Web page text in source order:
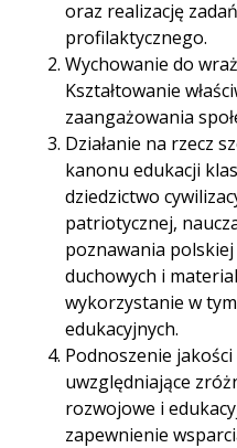
oraz realizację
profilaktycznego.
Wychowanie do
Kształtowanie
zaangażowania
Działanie na rzecz
kanonu edukacji
dziedzictwo
patriotycznej,
poznawania
duchowych i
wykorzystanie w
edukacyjnych.
Podnoszenie
uwzględniające
rozwojowe i
zapewnienie